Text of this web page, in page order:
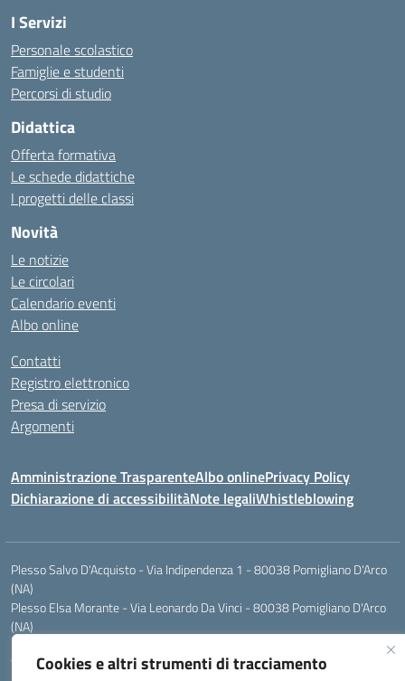
Cookies e altri strumenti di tracciamento
I Servizi
Personale scolastico
Famiglie e studenti
Percorsi di studio
Didattica
Offerta formativa
Le schede didattiche
I progetti delle classi
Novità
Le notizie
Le circolari
Calendario eventi
Albo online
Contatti
Registro elettronico
Presa di servizio
Argomenti
Amministrazione TrasparenteAlbo onlinePrivacy Policy
Dichiarazione di accessibilitàNote legaliWhistleblowing
Plesso Salvo D'Acquisto - Via Indipendenza 1 - 80038 Pomigliano D'Arco
(NA)
Plesso Elsa Morante - Via Leonardo Da Vinci - 80038 Pomigliano D'Arco
(NA)
Tel.:0813177304 - Mail: naic8g1003@istruzione.it - Pec: